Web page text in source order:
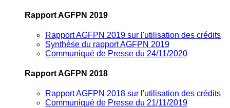
Rapport AGFPN 2019
Rapport AGFPN 2019 sur l'utilisation des crédits
Synthèse du rapport AGFPN 2019
Communiqué de Presse du 24/11/2020
Rapport AGFPN 2018
Rapport AGFPN 2018 sur l'utilisation des crédits
Communiqué de Presse du 21/11/2019